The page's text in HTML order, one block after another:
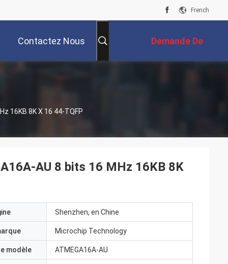
French
Contactez Nous Demande De
Soumission
16KB 8K X 16 44-TQFP
AU 8 bits 16 MHz 16KB 8K
Shenzhen, en Chine
Microchip Technology
modèle ATMEGA16A-AU